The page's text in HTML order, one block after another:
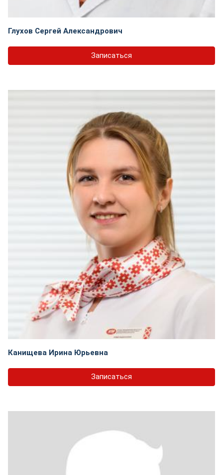
Глухов Сергей Александрович
Записаться
Канищева Ирина Юрьевна
Записаться